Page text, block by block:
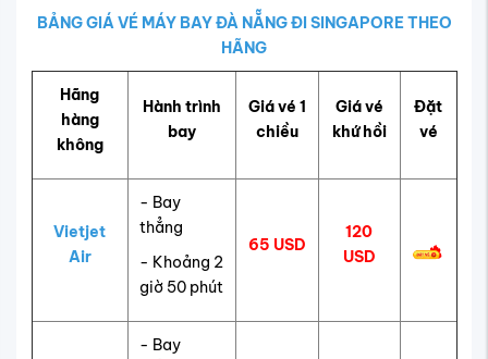
BẢNG GIÁ VÉ MÁY BAY ĐÀ NẴNG ĐI SINGAPORE THEO
HÃNG
Hãng
hàng
không
Hành trình
bay
Giá vé 1
chiều
Giá vé
khứ hồi
Đặt
vé
Vietjet
Air
- Bay
thẳng
- Khoảng 2
giờ 50 phút
65 USD
120
USD
- Bay